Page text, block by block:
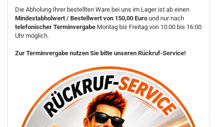
Die Abholung Ihrer bestellten Ware bei uns im Lager ist ab einen
Mindestabholwert / Bestellwert von 150,00 Euro und nur nach
telefonischer Terminvergabe Montag bis Freitag von 10:00 bis 16:00
Uhr möglich.
Zur Terminvergabe nutzen Sie bitte unseren Rückruf-Service!